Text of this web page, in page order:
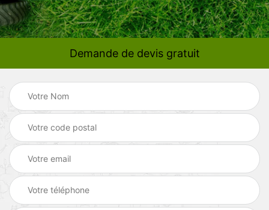
Demande de devis gratuit